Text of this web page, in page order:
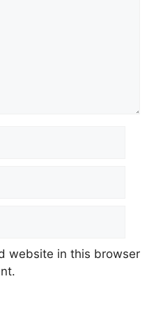
website in this browser